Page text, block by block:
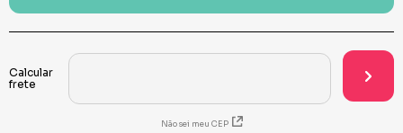
Não sei meu CEP